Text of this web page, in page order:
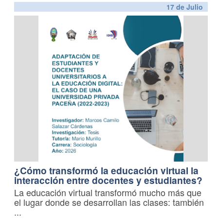
17 de Julio
¿Cómo transformó la educación virtual la
interacción entre docentes y estudiantes?
La educación virtual transformó mucho más que
el lugar donde se desarrollan las clases: también
...